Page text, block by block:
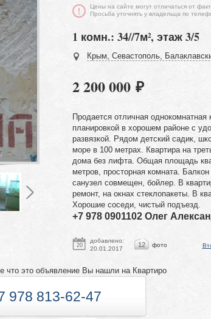
Цены на сайте могут отличаться от
Просьба уточнять у владельца по
1 комн.: 34//7м², этаж 3/5
Крым, Севастополь,
2 200 000 ₽
Продается отличная однокомнатная
планировкой в хорошем районе с
развязкой. Рядом детский садик,
море в 100 метрах. Квартира на
дома без лифта. Общая площадь
метров, просторная комната.
санузел совмещен, бойлер. В
ремонт, на окнах стеклопакеты. В
Хорошие соседи, чистый подъезд.
+7 978 0901102 Олег
20
добавлено:
20.01.2017
12 фото
что это объявление Вы нашли на Квартиро
978 813-62-47